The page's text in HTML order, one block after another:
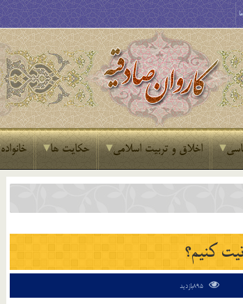
اخلاق و تربیت اسلامی حکایت ها خانواده
کنیم؟